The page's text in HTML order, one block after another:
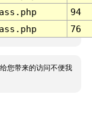
94
76
您带来的访问不便我